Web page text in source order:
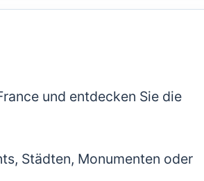
und entdecken Sie die
Städten, Monumenten oder